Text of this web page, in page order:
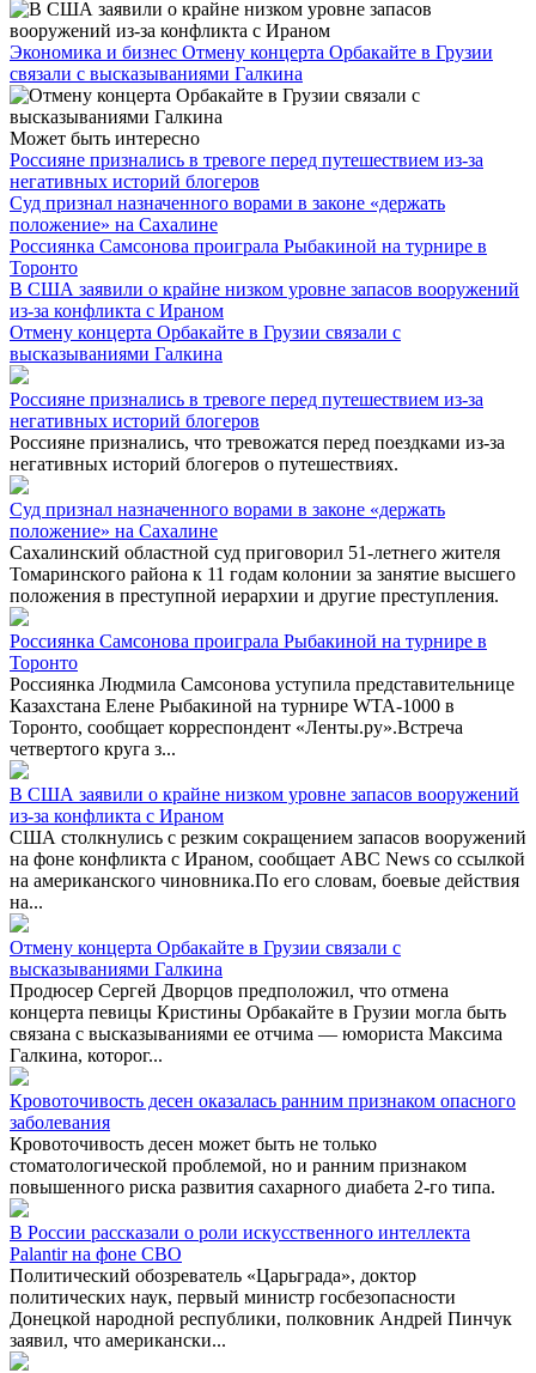
Экономика и бизнес Отмену концерта Орбакайте в Грузии
связали с высказываниями Галкина
Может быть интересно
Россияне признались в тревоге перед путешествием из-за
негативных историй блогеров
Суд признал назначенного ворами в законе «держать
положение» на Сахалине
Россиянка Самсонова проиграла Рыбакиной на турнире в
Торонто
В США заявили о крайне низком уровне запасов вооружений
из-за конфликта с Ираном
Отмену концерта Орбакайте в Грузии связали с
высказываниями Галкина
Россияне признались в тревоге перед путешествием из-за
негативных историй блогеров
Россияне признались, что тревожатся перед поездками из-за
негативных историй блогеров о путешествиях.
Суд признал назначенного ворами в законе «держать
положение» на Сахалине
Сахалинский областной суд приговорил 51-летнего жителя
Томаринского района к 11 годам колонии за занятие высшего
положения в преступной иерархии и другие преступления.
Россиянка Самсонова проиграла Рыбакиной на турнире в
Торонто
Россиянка Людмила Самсонова уступила представительнице
Казахстана Елене Рыбакиной на турнире WTA-1000 в
Торонто, сообщает корреспондент «Ленты.ру».Встреча
четвертого круга з...
В США заявили о крайне низком уровне запасов вооружений
из-за конфликта с Ираном
США столкнулись с резким сокращением запасов вооружений
на фоне конфликта с Ираном, сообщает ABC News со ссылкой
на американского чиновника.По его словам, боевые действия
на...
Отмену концерта Орбакайте в Грузии связали с
высказываниями Галкина
Продюсер Сергей Дворцов предположил, что отмена
концерта певицы Кристины Орбакайте в Грузии могла быть
связана с высказываниями ее отчима — юмориста Максима
Галкина, которог...
Кровоточивость десен оказалась ранним признаком опасного
заболевания
Кровоточивость десен может быть не только
стоматологической проблемой, но и ранним признаком
повышенного риска развития сахарного диабета 2-го типа.
В России рассказали о роли искусственного интеллекта
Palantir на фоне СВО
Политический обозреватель «Царьграда», доктор
политических наук, первый министр госбезопасности
Донецкой народной республики, полковник Андрей Пинчук
заявил, что американски...